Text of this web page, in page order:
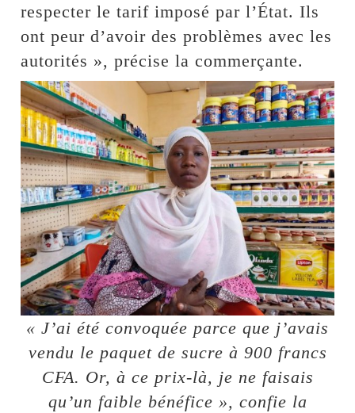
respecter le tarif imposé par l’État. Ils
ont peur d’avoir des problèmes avec les
autorités », précise la commerçante.
« J’ai été convoquée parce que j’avais
vendu le paquet de sucre à 900 francs
CFA. Or, à ce prix-là, je ne faisais
qu’un faible bénéfice », confie la